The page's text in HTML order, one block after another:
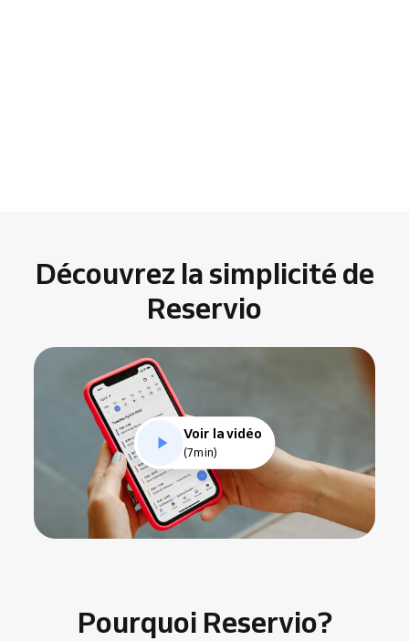
Découvrez la simplicité de
Reservio
Voir la vidéo
(7min)
Pourquoi Reservio?